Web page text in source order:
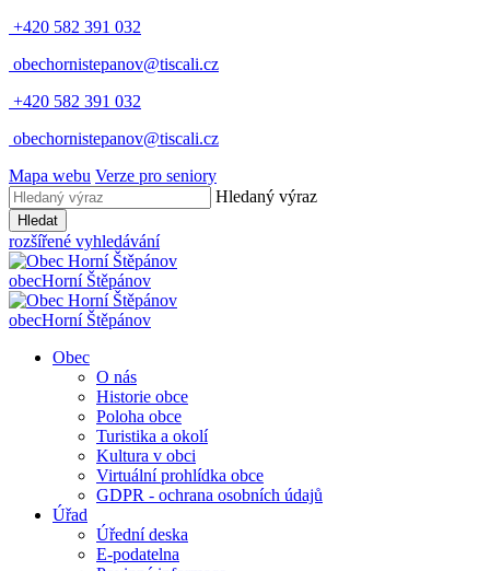
+420 582 391 032
obechornistepanov@tiscali.cz
+420 582 391 032
obechornistepanov@tiscali.cz
Mapa webu Verze pro seniory
Hledaný výraz
Hledat
rozšířené vyhledávání
obecHorní Štěpánov
obecHorní Štěpánov
Obec
O nás
Historie obce
Poloha obce
Turistika a okolí
Kultura v obci
Virtuální prohlídka obce
GDPR - ochrana osobních údajů
Úřad
Úřední deska
E-podatelna